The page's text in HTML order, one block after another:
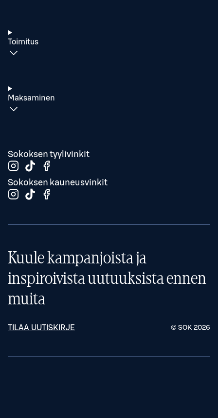
Toimitus
Maksaminen
Sokoksen tyylivinkit
Sokoksen kauneusvinkit
Kuule kampanjoista ja
inspiroivista uutuuksista ennen
muita
TILAA UUTISKIRJE © SOK 2026